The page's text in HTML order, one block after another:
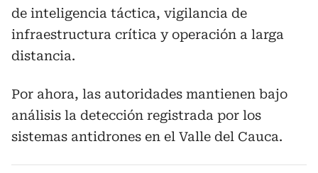
de inteligencia táctica, vigilancia de
infraestructura crítica y operación a larga
distancia.
Por ahora, las autoridades mantienen bajo
análisis la detección registrada por los
sistemas antidrones en el Valle del Cauca.